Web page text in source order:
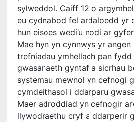
sylweddol. Caiff 12 o
eu cydnabod fel ardaloedd yr
hun eisoes wedi’u nodi ar
Mae hyn yn cynnwys yr angen
trefniadau ymhellach pan
gwasanaeth gyntaf a sicrhau
systemau mewnol yn cefnogi
cymdeithasol i ddarparu
Maer adroddiad yn cefnogir
llywodraethu cryf a ddarperir